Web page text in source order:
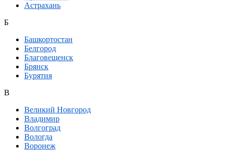
Астрахань
Б
Башкортостан
Белгород
Благовещенск
Брянск
Бурятия
В
Великий Новгород
Владимир
Волгоград
Вологда
Воронеж